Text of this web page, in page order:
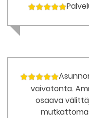
vaivatonta.
osaava